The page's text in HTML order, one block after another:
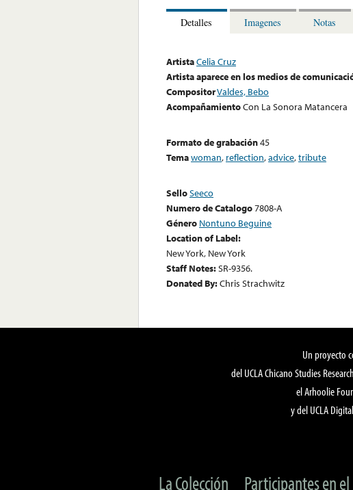
Detalles Imagenes Notas
ArtistaCelia Cruz
Artista aparece en los medios de
CompositorValdes, Bebo
AcompañamientoCon La Sonora Matancera
Formato de grabación45
Temawoman, reflection,advice,tribute
SelloSeeco
Numero de Catalogo7808-A
Género Nontuno Beguine
Location of Label:
New York, New York
Staff Notes:SR-9356.
Donated By:Chris Strachwitz
Un proyecto
del UCLA Chicano Studies
el Arhoolie
y del UCLA
La Colección Participantes en